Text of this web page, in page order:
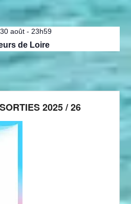
30 août - 23h59
de Loire
2025 / 26